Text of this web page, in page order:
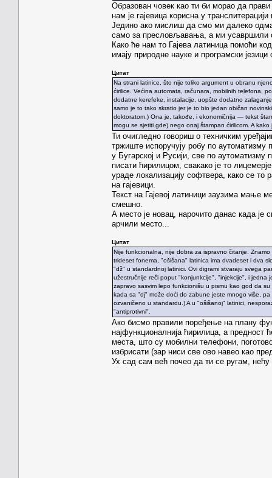
Образован човек као ти би морао да
нам је гајевица корисна у
Jeдино ако мислиш да смо ми далеко
само за пресловљавања, а ми усавршили
Како ће нам то Гајева латиница помоћи
имају природне науке и програмски
Цитат
Na strani latinice, što nije toliko argument u obranu
ćirilice. Većina automata, računara, mobilnih telefona,
dodatne kerefeke, instalacije, uopšte dodatno
samo je to tako skratio jer je to bio jedan običan
doktoratom.) Ona je, takođe, i ekonomičnija — tekst
mogu se sjetiti gde) nego onaj štampan ćirilicom. A
Ти очигледно говориш о техничким
тржиште испоручују робу по
у Бугарској и Русији, све по
писати ћирилицом, свакако је то
ураде локализацију софтвера, како се
на гајевици.
Текст на Гајевој латиници заузима мање
смешно.
А место је новац, нарочито данас када
арчили место...
Цитат
Nije funkcionalna, nije dobra za ispravno čitanje.
trideset fonema, "ošišana" latinica ima dvadeset i dva
"dž" u standardnoj latinici. Ovi digrami stvaraju svega
užestručnije reči poput "konjunkcije", "injekcije", i
zapravo sasvim lepo funkcionišu u pismu kao god da
kada sa "dj" može doći do zabune jeste mnogo više,
ozvaničeno u standardu.) A u "ošišanoj" latinici,
"antiprotivni".
Ако бисмо правили поређење на плану
најфункционалнија ћирилица, а предност
места, што су мобилни телефони,
избрисати (зар ниси све ово навео као
Ух сад сам већ почео да ти се ругам,